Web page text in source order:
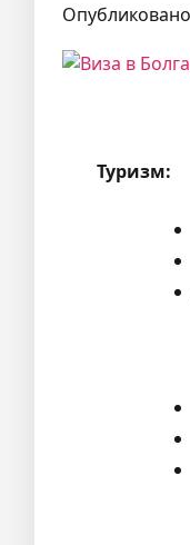
Опубликовано
Туризм: